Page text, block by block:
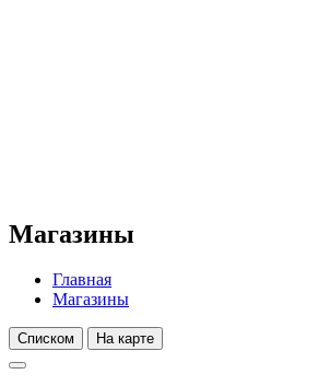
Магазины
Главная
Магазины
Списком На карте